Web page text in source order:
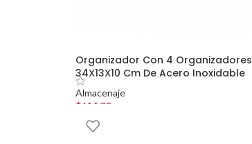
Organizador Con 4 Organizadores
34X13X10 Cm De Acero Inoxidable
Almacenaje
$614.00